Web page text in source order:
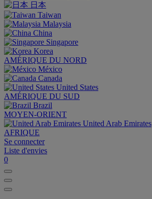
日本
Taiwan
Malaysia
China
Singapore
Korea
AMÉRIQUE DU NORD
México
Canada
United States
AMÉRIQUE DU SUD
Brazil
MOYEN-ORIENT
United Arab Emirates
AFRIQUE
Se connecter
Liste d'envies
0